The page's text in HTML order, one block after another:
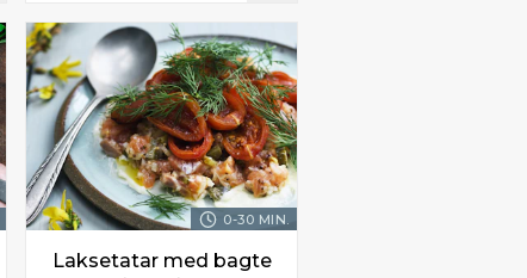
0-30 MIN.
Laksetatar med bagte